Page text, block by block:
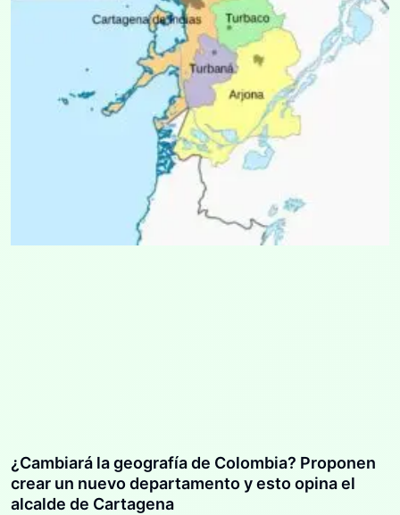
¿Cambiará la geografía de Colombia? Proponen
crear un nuevo departamento y esto opina el
alcalde de Cartagena